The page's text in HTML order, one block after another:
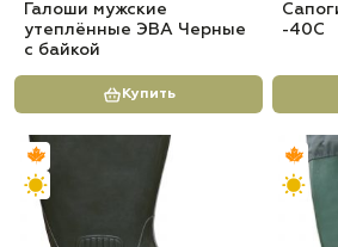
Галоши мужские
утеплённые ЭВА Черные
с байкой
Купить
-40С